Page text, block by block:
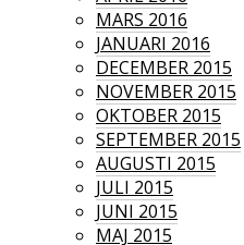
MARS 2016
JANUARI 2016
DECEMBER 2015
NOVEMBER 2015
OKTOBER 2015
SEPTEMBER 2015
AUGUSTI 2015
JULI 2015
JUNI 2015
MAJ 2015